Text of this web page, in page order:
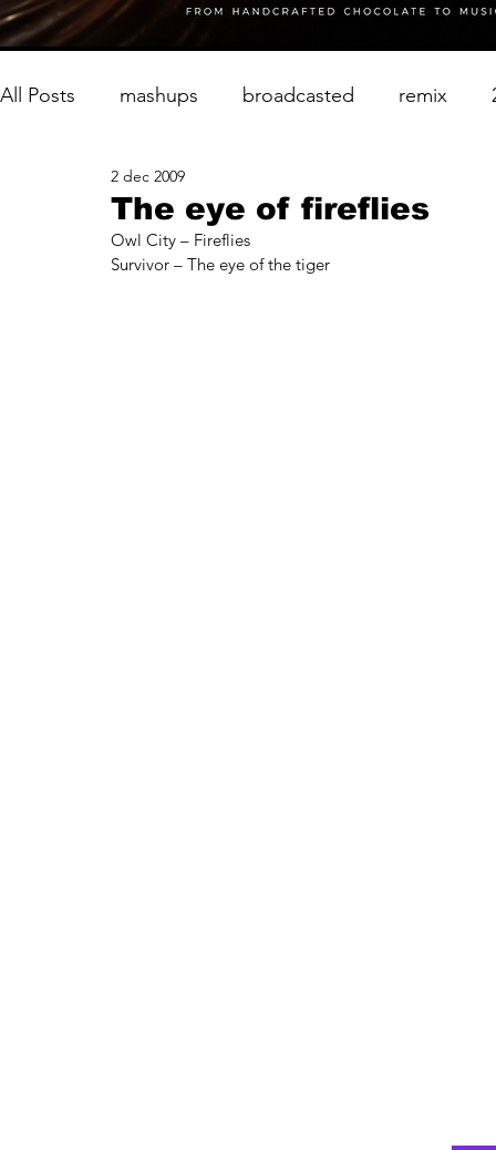
All Posts mashups broadcasted remix
The eye of fireflies
2 dec 2009
Owl City – Fireflies
Survivor – The eye of the tiger